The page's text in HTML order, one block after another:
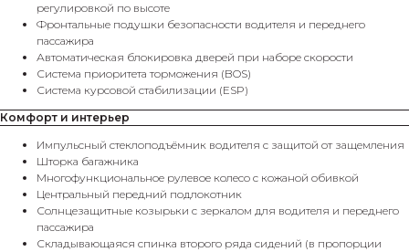
регулировкой по высоте
Фронтальные подушки безопасности водителя и переднего
пассажира
Автоматическая блокировка дверей при наборе скорости
Система приоритета торможения (BOS)
Система курсовой стабилизации (ESP)
Комфорт и интерьер
Импульсный стеклоподъёмник водителя с защитой от защемления
Шторка багажника
Многофункциональное рулевое колесо с кожаной обивкой
Центральный передний подлокотник
Солнцезащитные козырьки с зеркалом для водителя и переднего
пассажира
Складывающаяся спинка второго ряда сидений (в пропорции